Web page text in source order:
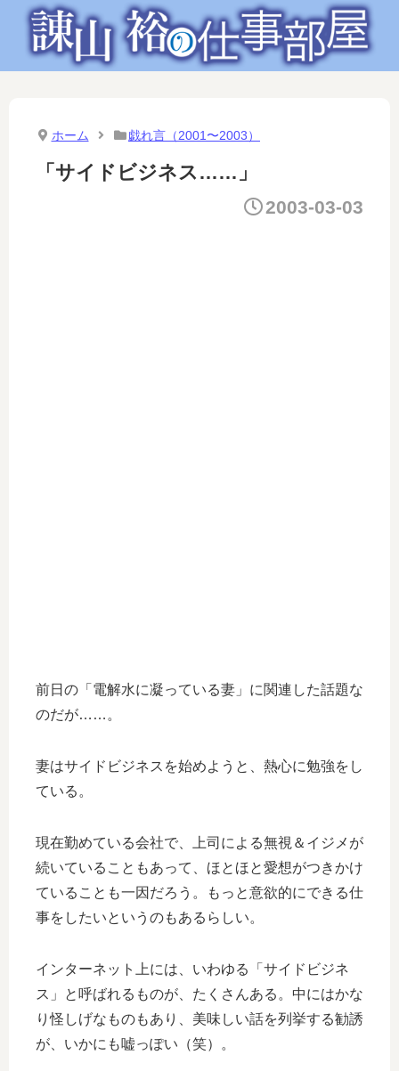
ホーム 戯れ言（2001〜2003）
「サイドビジネス……」
2003-03-03
前日の「電解水に凝っている妻」に関連した話題な
のだが……。
妻はサイドビジネスを始めようと、熱心に勉強をし
ている。
現在勤めている会社で、上司による無視＆イジメが
続いていることもあって、ほとほと愛想がつきかけ
ていることも一因だろう。もっと意欲的にできる仕
事をしたいというのもあるらしい。
インターネット上には、いわゆる「サイドビジネ
ス」と呼ばれるものが、たくさんある。中にはかな
り怪しげなものもあり、美味しい話を列挙する勧誘
が、いかにも嘘っぽい（笑）。